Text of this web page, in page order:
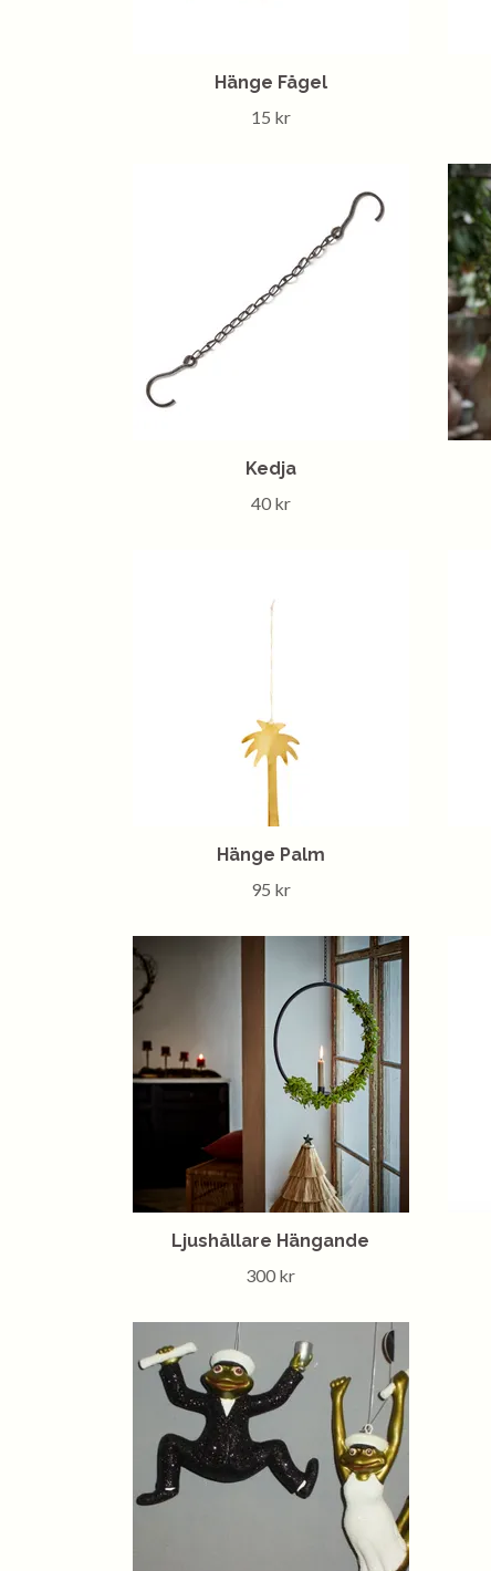
Hänge Fågel
15 kr
Kedja
40 kr
Hänge Palm
95 kr
Ljushållare Hängande
300 kr